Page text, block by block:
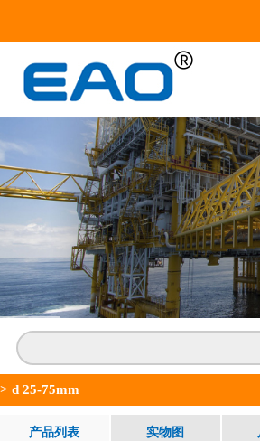
> d 25-75mm
产品列表 实物图